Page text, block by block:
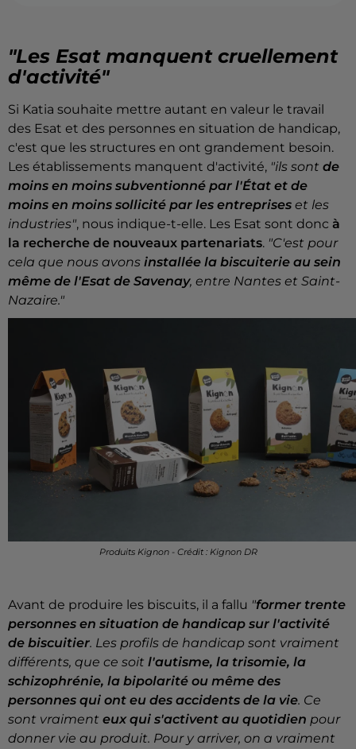
"Les Esat manquent cruellement
d'activité"
Si Katia souhaite mettre autant en valeur le travail
des Esat et des personnes en situation de handicap,
c'est que les structures en ont grandement besoin.
Les établissements manquent d'activité, "ils sont de
moins en moins subventionné par l'État et de
moins en moins sollicité par les entreprises et les
industries", nous indique-t-elle. Les Esat sont donc à
la recherche de nouveaux partenariats. "C'est pour
cela que nous avons installée la biscuiterie au sein
même de l'Esat de Savenay, entre Nantes et Saint-
Nazaire."
Produits Kignon - Crédit : Kignon DR
Avant de produire les biscuits, il a fallu "former trente
personnes en situation de handicap sur l'activité
de biscuitier. Les profils de handicap sont vraiment
différents, que ce soit l'autisme, la trisomie, la
schizophrénie, la bipolarité ou même des
personnes qui ont eu des accidents de la vie. Ce
sont vraiment eux qui s'activent au quotidien pour
donner vie au produit. Pour y arriver, on a vraiment